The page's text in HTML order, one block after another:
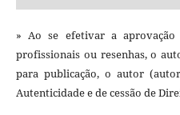
» Ao se efetivar a
profissionais ou resenhas, o
para publicação, o autor
Autenticidade e de cessão de